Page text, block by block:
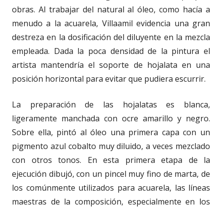
obras. Al trabajar del natural al óleo, como hacía a
menudo a la acuarela, Villaamil evidencia una gran
destreza en la dosificación del diluyente en la mezcla
empleada. Dada la poca densidad de la pintura el
artista mantendría el soporte de hojalata en una
posición horizontal para evitar que pudiera escurrir.
La preparación de las hojalatas es blanca,
ligeramente manchada con ocre amarillo y negro.
Sobre ella, pintó al óleo una primera capa con un
pigmento azul cobalto muy diluido, a veces mezclado
con otros tonos. En esta primera etapa de la
ejecución dibujó, con un pincel muy fino de marta, de
los comúnmente utilizados para acuarela, las líneas
maestras de la composición, especialmente en los